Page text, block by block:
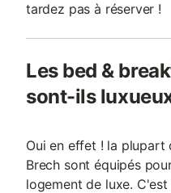
tardez pas à réserver !
Les bed &
sont-ils
Oui en effet ! la plupart
Brech sont équipés
logement de luxe.